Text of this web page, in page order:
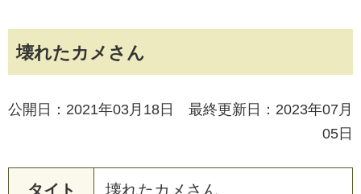
壊れたカメさん
公開日：2021年03月18日 最終更新日：2023年07月
05日
タイト 壊れたカ メ さ ん